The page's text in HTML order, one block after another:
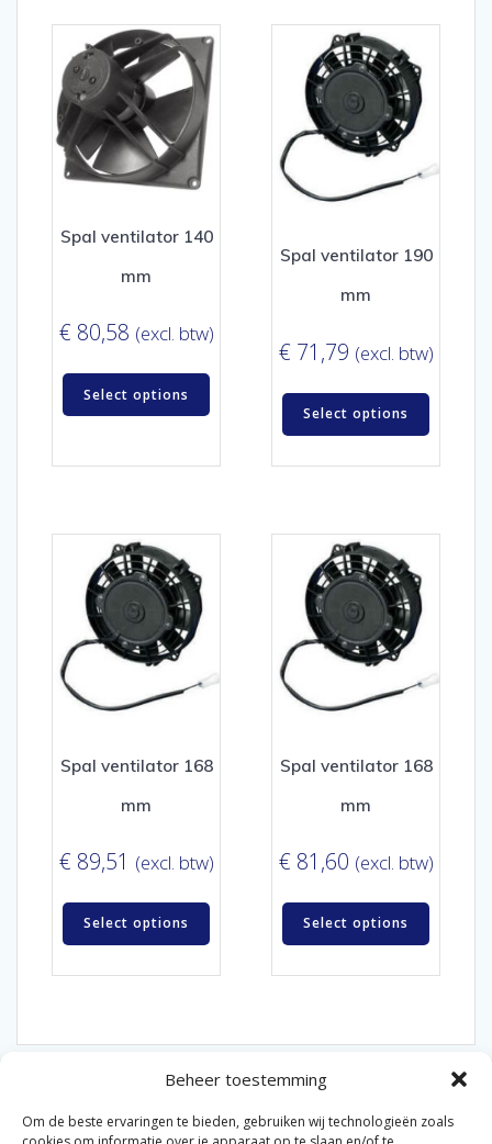
Beheer toestemming
Om de beste ervaringen te bieden, gebruiken wij technologieën zoals
Spal ventilator 140
mm
€ 80,58 (excl. btw)
Select options
Spal ventilator 190
mm
€ 71,79 (excl. btw)
Select options
Spal ventilator 168
mm
€ 89,51 (excl. btw)
Select options
Spal ventilator 168
mm
€ 81,60 (excl. btw)
Select options